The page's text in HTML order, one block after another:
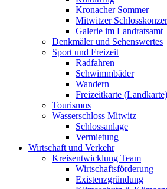
Kronacher Sommer
Mitwitzer
Galerie im Landratsamt
Denkmäler und Sehenswertes
Sport und Freizeit
Radfahren
Schwimmbäder
Wandern
Freizeitkarte (Landkarte)
Tourismus
Wasserschloss Mitwitz
Schlossanlage
Vermietung
Wirtschaft und Verkehr
Kreisentwicklung Team
Wirtschaftsförderung
Existenzgründung